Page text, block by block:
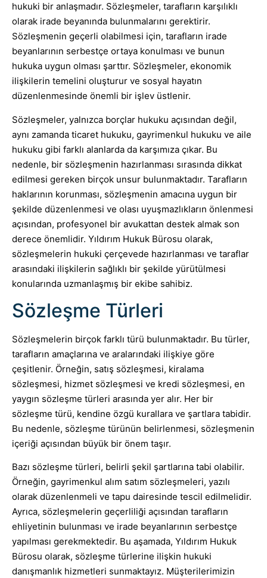
hukuki bir anlaşmadır. Sözleşmeler, tarafların karşılıklı
olarak irade beyanında bulunmalarını gerektirir.
Sözleşmenin geçerli olabilmesi için, tarafların irade
beyanlarının serbestçe ortaya konulması ve bunun
hukuka uygun olması şarttır. Sözleşmeler, ekonomik
ilişkilerin temelini oluşturur ve sosyal hayatın
düzenlenmesinde önemli bir işlev üstlenir.
Sözleşmeler, yalnızca borçlar hukuku açısından değil,
aynı zamanda ticaret hukuku, gayrimenkul hukuku ve aile
hukuku gibi farklı alanlarda da karşımıza çıkar. Bu
nedenle, bir sözleşmenin hazırlanması sırasında dikkat
edilmesi gereken birçok unsur bulunmaktadır. Tarafların
haklarının korunması, sözleşmenin amacına uygun bir
şekilde düzenlenmesi ve olası uyuşmazlıkların önlenmesi
açısından, profesyonel bir avukattan destek almak son
derece önemlidir. Yıldırım Hukuk Bürosu olarak,
sözleşmelerin hukuki çerçevede hazırlanması ve taraflar
arasındaki ilişkilerin sağlıklı bir şekilde yürütülmesi
konularında uzmanlaşmış bir ekibe sahibiz.
Sözleşme Türleri
Sözleşmelerin birçok farklı türü bulunmaktadır. Bu türler,
tarafların amaçlarına ve aralarındaki ilişkiye göre
çeşitlenir. Örneğin, satış sözleşmesi, kiralama
sözleşmesi, hizmet sözleşmesi ve kredi sözleşmesi, en
yaygın sözleşme türleri arasında yer alır. Her bir
sözleşme türü, kendine özgü kurallara ve şartlara tabidir.
Bu nedenle, sözleşme türünün belirlenmesi, sözleşmenin
içeriği açısından büyük bir önem taşır.
Bazı sözleşme türleri, belirli şekil şartlarına tabi olabilir.
Örneğin, gayrimenkul alım satım sözleşmeleri, yazılı
olarak düzenlenmeli ve tapu dairesinde tescil edilmelidir.
Ayrıca, sözleşmelerin geçerliliği açısından tarafların
ehliyetinin bulunması ve irade beyanlarının serbestçe
yapılması gerekmektedir. Bu aşamada, Yıldırım Hukuk
Bürosu olarak, sözleşme türlerine ilişkin hukuki
danışmanlık hizmetleri sunmaktayız. Müşterilerimizin